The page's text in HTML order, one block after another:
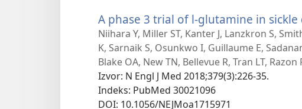
A phase 3 trial of l-glutamine in sickle
Niihara Y, Miller ST, Kanter J, Lanzkron S,
K, Sarnaik S, Osunkwo I, Guillaume E,
Blake OA, New TN, Bellevue R, Tran LT,
Izvor‎: N Engl J Med 2018;379(3):226-35.
Indeks‎: PubMed 30021096
DOI‎: 10.1056/NEJMoa1715971